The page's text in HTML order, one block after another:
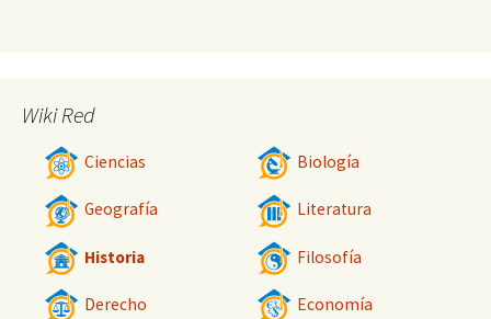
Wiki Red
Ciencias Biología
Geografía Literatura
Historia Filosofía
Derecho Economía